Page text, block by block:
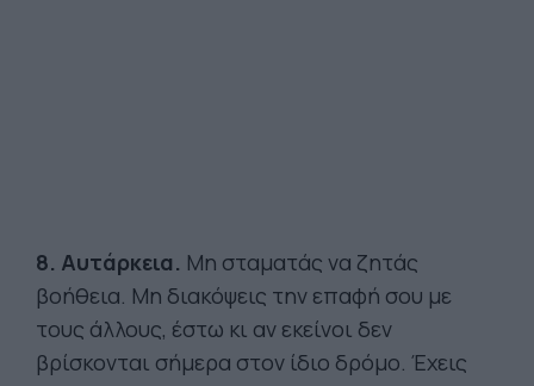
8. Αυτάρκεια. Μη σταματάς να ζητάς
βοήθεια. Μη διακόψεις την επαφή σου με
τους άλλους, έστω κι αν εκείνοι δεν
βρίσκονται σήμερα στον ίδιο δρόμο. Έχεις